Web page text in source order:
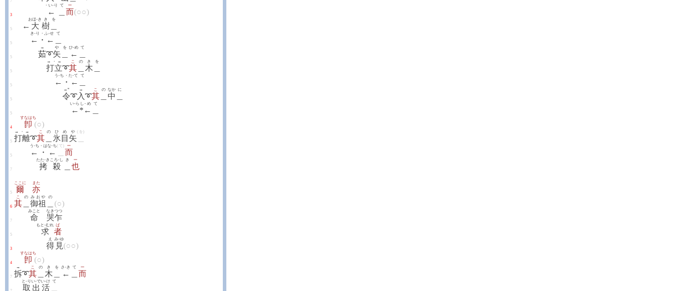
3 ←
・い-り て
而
ー
(○○)
5 ← 大
おほ-き
樹
き を
5 ←・←
き-り・ふ-せ て
5 茹
→
➰矢
や を
←
ひ-め て
5 打立
→・→
➰其
こ の
木
き を
5 ←・←
う-ち・た-て て
5 令
→*
➰入
→
➰其
こ の
中
なか に
5 ←
い-ら
*←
し-め て
4 卽
すなはち
(○)
5 打離
→・→
➰其
こ の
氷目矢
ひめや (を)
5 ←・←
う-ち・はな-ち(て)
而
ー
7 拷
たた-き
殺
ころ-し き
也
ー
5 爾
ここに
亦
また
6 其
こ の
御祖
みおや の
(○)
7 命
みこと
哭
なき
乍
つつ
5 求
もと-むれ
者
ば
3 得
え
見
み-ゆ
(○○)
4 卽
すなはち
(○)
7 拆
→
➰其
こ の
木
き を
←
さ-き て
而
ー
取
と-り
出
い-で
活
い-け て